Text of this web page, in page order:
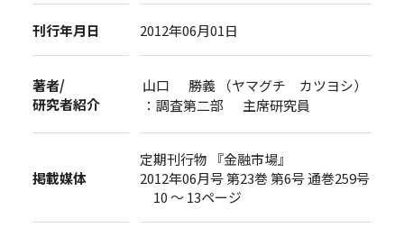
刊行年月日 2012年06月01日
著者/
研究者紹介
山口 勝義 （ヤマグチ カツヨシ）
：調査第二部 主席研究員
掲載媒体
定期刊行物 『金融市場』
2012年06月号 第23巻 第6号 通巻259号
10 ～ 13ページ